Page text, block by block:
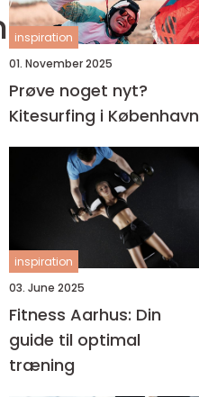
inspiration
01. November 2025
Prøve noget nyt?
Kitesurfing i København
inspiration
03. June 2025
Fitness Aarhus: Din
guide til optimal
træning